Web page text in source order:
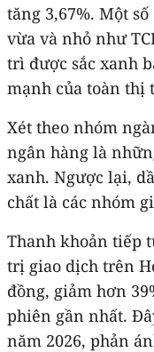
tăng 3,67%. Một
vừa và nhỏ như
trì được sắc xanh
mạnh của toàn thị
Xét theo nhóm
ngân hàng là
xanh. Ngược lại,
chất là các nhóm
Thanh khoản tiếp
trị giao dịch trên
đồng, giảm hơn
phiên gần nhất.
năm 2026, phản